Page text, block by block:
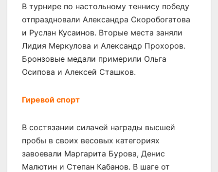
В турнире по настольному теннису победу
отпраздновали Александра Скоробогатова
и Руслан Кусаинов. Вторые места заняли
Лидия Меркулова и Александр Прохоров.
Бронзовые медали примерили Ольга
Осипова и Алексей Сташков.
Гиревой спорт
В состязании силачей награды высшей
пробы в своих весовых категориях
завоевали Маргарита Бурова, Денис
Малютин и Степан Кабанов. В шаге от